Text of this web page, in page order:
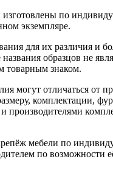
по
экземпляре.
для их различия и
образцов не
товарным знаком.
могут отличаться от
комплектации,
производителями
мебели по
по возможности